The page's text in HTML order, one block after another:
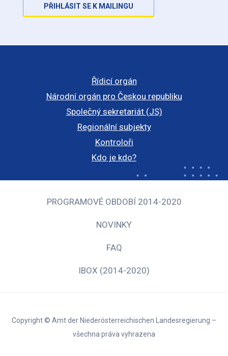
PŘIHLÁSIT SE K MAILINGU
Řídicí orgán
Národní orgán pro Českou republiku
Společný sekretariát (JS)
Regionální subjekty
Kontroloři
Kdo je kdo?
PROGRAMOVÉ OBDOBÍ 2014-2020
NOVINKY
FAQ
IBOX (2014-2020)
Copyright © Amt der Niederösterreichischen Landesregierung –
všechna práva vyhrazena